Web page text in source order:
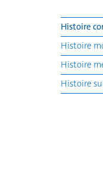
Histoire
Histoire
Histoire
Histoire